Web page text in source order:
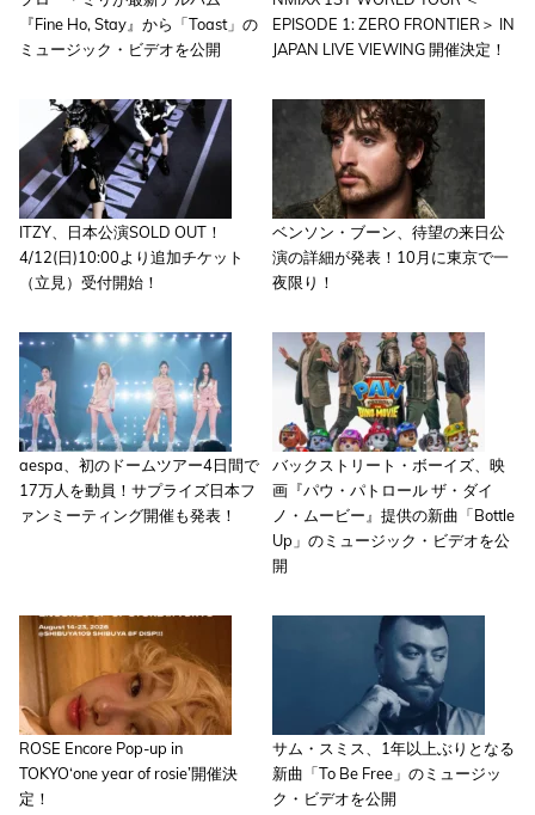
『Fine Ho, Stay』から「Toast」の
ミュージック・ビデオを公開
EPISODE 1: ZERO FRONTIER＞ IN
JAPAN LIVE VIEWING 開催決定！
ITZY、日本公演SOLD OUT！
4/12(日)10:00より追加チケット
（立見）受付開始！
ベンソン・ブーン、待望の来日公
演の詳細が発表！10月に東京で一
夜限り！
aespa、初のドームツアー4日間で
17万人を動員！サプライズ日本フ
ァンミーティング開催も発表！
バックストリート・ボーイズ、映
画『パウ・パトロール ザ・ダイ
ノ・ムービー』提供の新曲「Bottle
Up」のミュージック・ビデオを公
開
ROSE Encore Pop-up in
TOKYO‘one year of rosie’開催決
定！
サム・スミス、1年以上ぶりとなる
新曲「To Be Free」のミュージッ
ク・ビデオを公開